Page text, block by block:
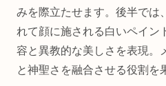
みを際立たせます。後半では
れて顔に施される白いペイン
容と異教的な美しさを表現。
と神聖さを融合させる役割を